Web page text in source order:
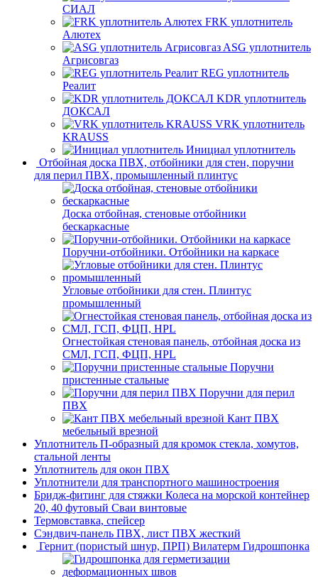
СИАЛ
FRK уплотнитель
Алютех
ASG уплотнитель
Агрисовгаз
REG уплотнитель
Реалит
KDR уплотнитель
ДОКСАЛ
VRK уплотнитель
KRAUSS
Инициал уплотнитель
Отбойная доска ПВХ, отбойники для стен, поручни
для перил ПВХ, промышленный плинтус
Доска отбойная, стеновые отбойники
бескаркасные
Поручни-отбойники. Отбойники на каркасе
Угловые отбойники для стен. Плинтус
промышленный
Огнестойкая стеновая панель, отбойная доска из
СМЛ, ГСП, ФЦП, HPL
Поручни
пристенные стальные
Поручни для перил
ПВХ
Кант ПВХ
мебельный врезной
Уплотнитель П-образный для кромок стекла, хомутов,
стальной ленты
Уплотнитель для окон ПВХ
Уплотнители для транспортного машиностроения
Бридж-фитинг для стяжки Колеса на морской контейнер
20, 40 футовый Сваи винтовые
Термовставка, спейсер
Сэндвич-панель ПВХ, лист ПВХ жесткий
Гернит (пористый шнур, ПРП) Вилатерм Гидрошпонка